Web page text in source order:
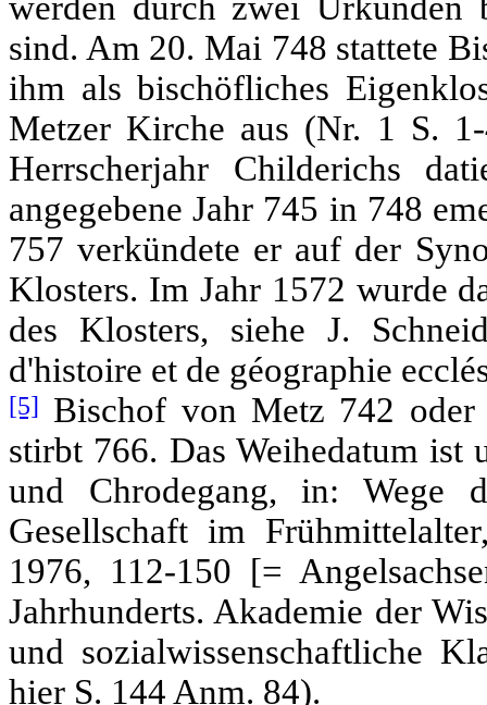
sind. Am 20. Mai 748 stattete
ihm als bischöfliches
Metzer Kirche aus (Nr. 1 S.
Herrscherjahr Childerichs
angegebene Jahr 745 in 748
757 verkündete er auf der
Klosters. Im Jahr 1572 wurde
des Klosters, siehe J.
d'histoire et de géographie
[5] Bischof von Metz 742
stirbt 766. Das Weihedatum ist
und Chrodegang, in: Wege
Gesellschaft im
1976, 112-150 [=
Jahrhunderts. Akademie der
und sozialwissenschaftliche
hier S. 144 Anm. 84).